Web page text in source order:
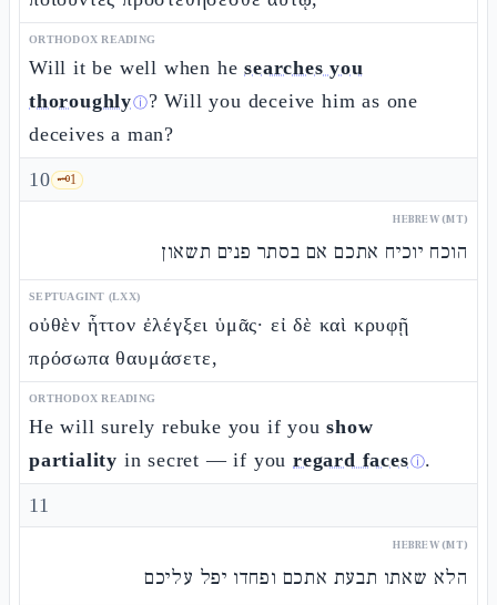
ORTHODOX READING
Will it be well when hesearches you
thoroughlyⓘ? Will you deceive him as one
deceives a man?
10 🗝️1
HEBREW (MT)
הוכח יוכיח אתכם אם בסתר פנים תשאון
SEPTUAGINT (LXX)
οὐθὲν ἧττον ἐλέγξει ὑμᾶς· εἰ δὲ καὶ κρυφῇ
πρόσωπα θαυμάσετε,
ORTHODOX READING
He will surely rebuke you if youshow
partiality in secret — if you regard facesⓘ.
11
HEBREW (MT)
הלא שאתו תבעת אתכם ופחדו יפל עליכם